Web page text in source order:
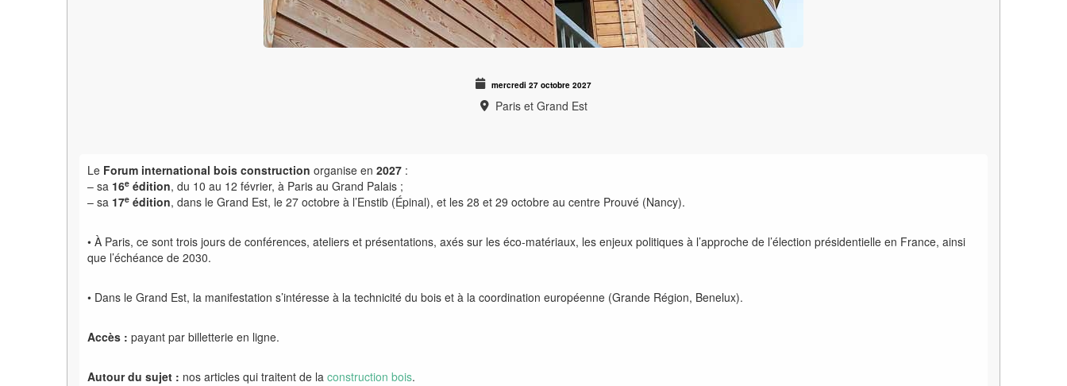
mercredi 27 octobre 2027
Paris et Grand Est
Le Forum international bois construction organise en 2027 :
– sa 16e édition, du 10 au 12 février, à Paris au Grand Palais ;
– sa 17e édition, dans le Grand Est, le 27 octobre à l’Enstib (Épinal), et les 28 et 29 octobre au centre Prouvé (Nancy).
• À Paris, ce sont trois jours de conférences, ateliers et présentations, axés sur les éco-matériaux, les enjeux politiques à l’approche de l’élection présidentielle en France, ainsi
que l’échéance de 2030.
• Dans le Grand Est, la manifestation s’intéresse à la technicité du bois et à la coordination européenne (Grande Région, Benelux).
Accès : payant par billetterie en ligne.
Autour du sujet : nos articles qui traitent de la construction bois.